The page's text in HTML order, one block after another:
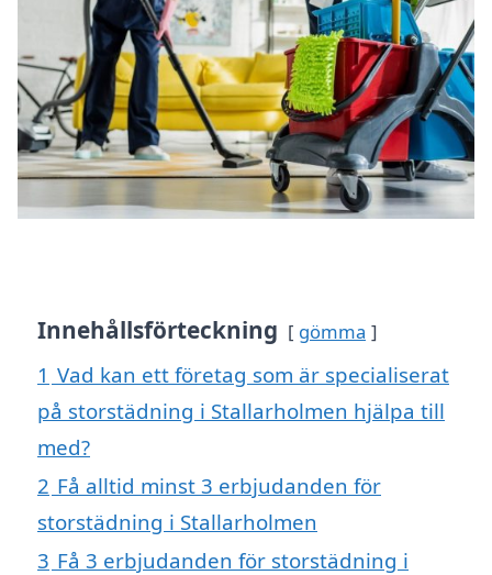
Innehållsförteckning gömma
1 Vad kan ett företag som är specialiserat
på storstädning i Stallarholmen hjälpa till
med?
2 Få alltid minst 3 erbjudanden för
storstädning i Stallarholmen
3 Få 3 erbjudanden för storstädning i